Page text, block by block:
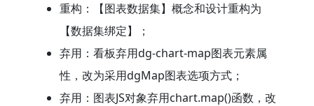
重构：【图表数据集】概念和设计重构为
【数据集绑定】；
弃用：看板弃用dg-chart-map图表元素属
性，改为采用dgMap图表选项方式；
弃用：图表JS对象弃用chart.map()函数，改